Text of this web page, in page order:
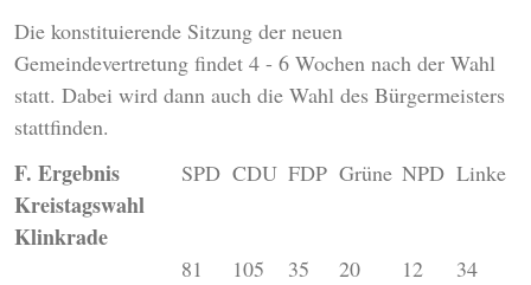
Die konstituierende Sitzung der neuen
Gemeindevertretung findet 4 - 6 Wochen nach der Wahl
statt. Dabei wird dann auch die Wahl des Bürgermeisters
stattfinden.
F. Ergebnis
Kreistagswahl
Klinkrade
SPD CDU FDP Grüne NPD Linke
81 105 35 20 12
34